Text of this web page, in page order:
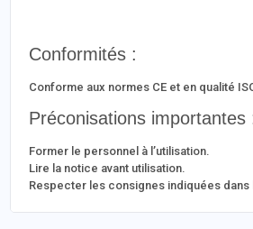
Conformités :
Conforme aux normes CE et en qualité
Préconisations importantes
Former le personnel à l’utilisation.
Lire la notice avant utilisation.
Respecter les consignes indiquées dans